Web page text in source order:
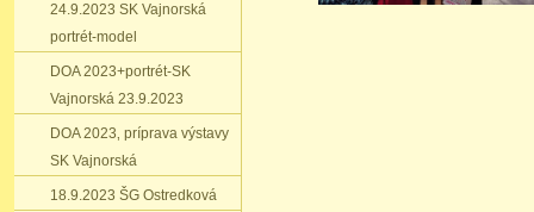
24.9.2023 SK Vajnorská
portrét-model
DOA 2023+portrét-SK
Vajnorská 23.9.2023
DOA 2023‚ príprava výstavy
SK Vajnorská
18.9.2023 ŠG Ostredková